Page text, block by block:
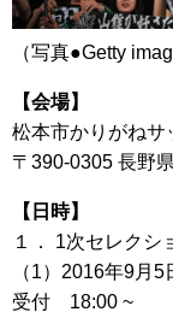
（写真●Getty
【会場】
松本市かりがねサ
〒390-0305 長野
【日時】
１． 1次セレクシ
（1）2016年9
受付 18:00 ~